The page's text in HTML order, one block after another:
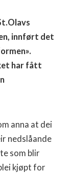
innført det
har fått
anna at dei
nedslåande
som blir
kjøpt for